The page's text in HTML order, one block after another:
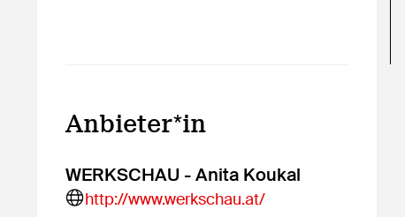
Anbieter*in
WERKSCHAU - Anita Koukal
http://www.werkschau.at/